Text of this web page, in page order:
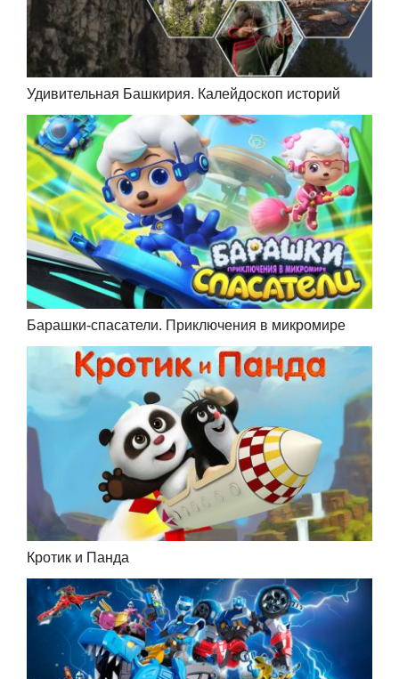
Удивительная Башкирия. Калейдоскоп историй
Барашки-спасатели. Приключения в микромире
Кротик и Панда